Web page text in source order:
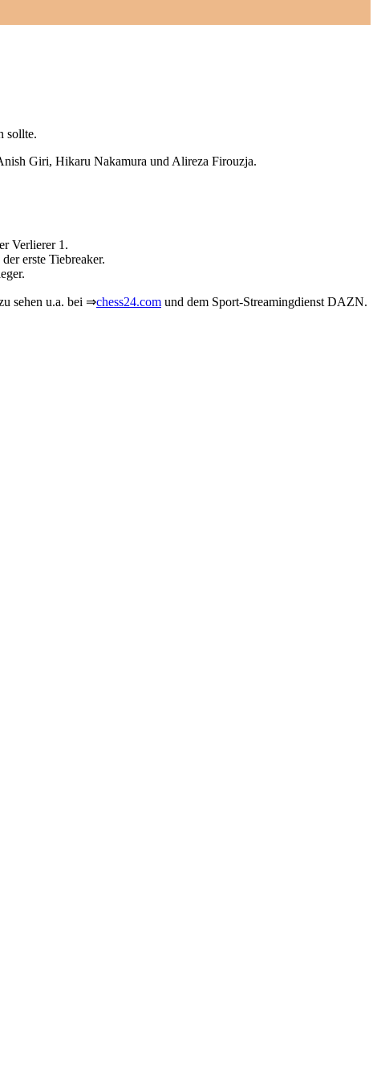
sollte.
Giri, Hikaru Nakamura und Alireza Firouzja.
Verlierer 1.
erste Tiebreaker.
sehen u.a. bei ⇒chess24.com und dem Sport-Streamingdienst DAZN.